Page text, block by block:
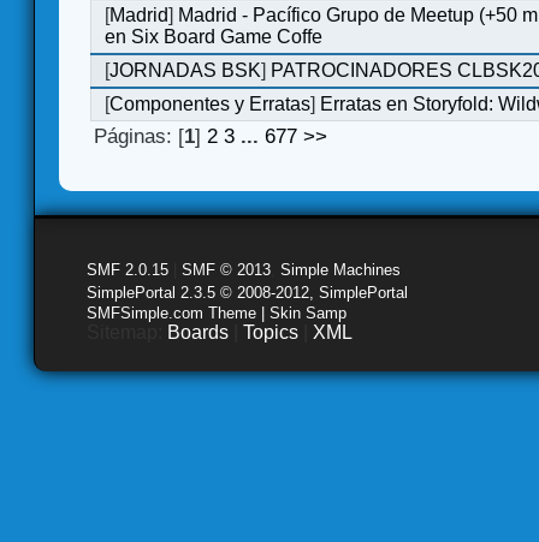
[Madrid] Madrid - Pacífico Grupo de Meetup (+50
en Six Board Game Coffe
[JORNADAS BSK] PATROCINADORES
[Componentes y Erratas] Erratas en Storyfold:
Páginas: [1]2 3 ...677 >>
SMF 2.0.15 SMF © 2013 Simple Machines
SimplePortal 2.3.5 © 2008-2012, SimplePortal
SMFSimple.com Theme | Skin Samp
Boards Topics XML